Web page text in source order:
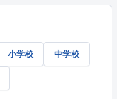
小学校 中学校